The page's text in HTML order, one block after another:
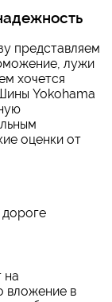
представляем
лужи
хочется
Yokohama
оценки от
на
вложение в